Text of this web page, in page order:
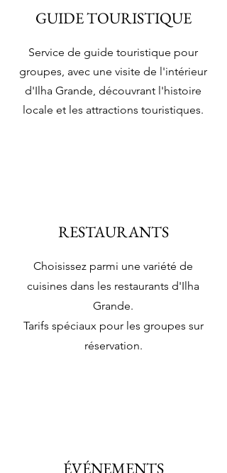
GUIDE TOURISTIQUE
Service de guide touristique pour
groupes, avec une visite de l'intérieur
d'Ilha Grande, découvrant l'histoire
locale et les attractions touristiques.
RESTAURANTS
Choisissez parmi une variété de
cuisines dans les restaurants d'Ilha
Grande.
Tarifs spéciaux pour les groupes sur
réservation.
ÉVÉNEMENTS